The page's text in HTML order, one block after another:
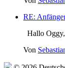
RE:
Hallo
Von